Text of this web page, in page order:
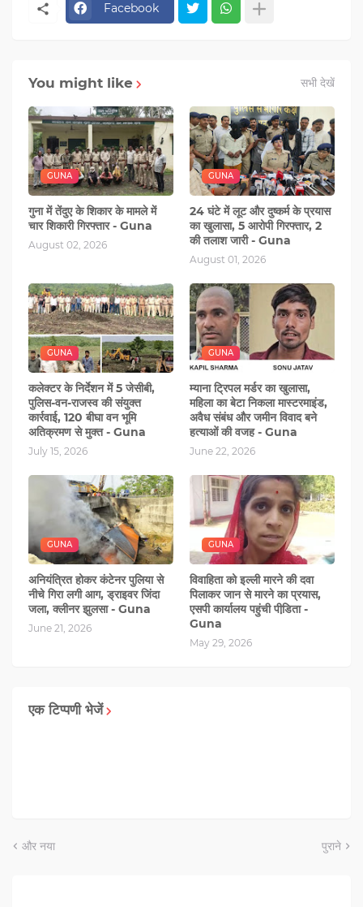
Facebook
You might like सभी देखें
GUNA
गुना में तेंदुए के शिकार के मामले में
चार शिकारी गिरफ्तार - Guna
August 02, 2026
GUNA
24 घंटे में लूट और दुष्कर्म के प्रयास
का खुलासा, 5 आरोपी गिरफ्तार, 2
की तलाश जारी - Guna
August 01, 2026
GUNA
कलेक्टर के निर्देशन में 5 जेसीबी,
पुलिस-वन-राजस्व की संयुक्त
कार्रवाई, 120 बीघा वन भूमि
अतिक्रमण से मुक्त - Guna
July 15, 2026
GUNA
म्याना ट्रिपल मर्डर का खुलासा,
महिला का बेटा निकला मास्टरमाइंड,
अवैध संबंध और जमीन विवाद बने
हत्याओं की वजह - Guna
June 22, 2026
GUNA
अनियंत्रित होकर कंटेनर पुलिया से
नीचे गिरा लगी आग, ड्राइवर जिंदा
जला, क्लीनर झुलसा - Guna
June 21, 2026
GUNA
विवाहिता को इल्ली मारने की दवा
पिलाकर जान से मारने का प्रयास,
एसपी कार्यालय पहुंची पीडि़ता -
Guna
May 29, 2026
एक टिप्पणी भेजें
और नया पुराने